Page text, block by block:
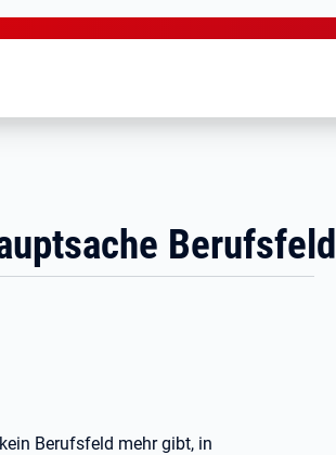
Berufsfeld
Berufsfeld mehr gibt, in